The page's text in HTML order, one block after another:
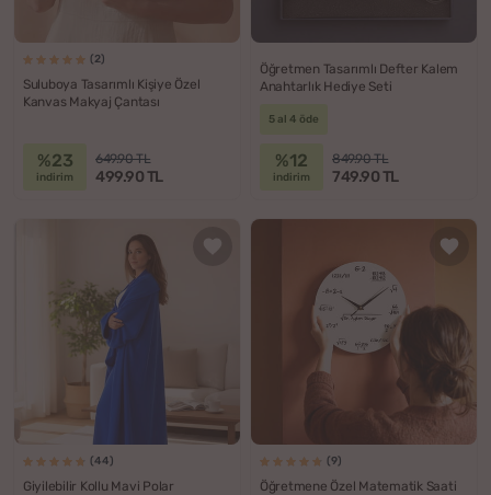
(2)
Suluboya Tasarımlı Kişiye Özel
Kanvas Makyaj Çantası
%23
indirim
649.90 TL
499.90 TL
Öğretmen Tasarımlı Defter Kalem
Anahtarlık Hediye Seti
5 al 4 öde
%12
indirim
849.90 TL
749.90 TL
(44)
Giyilebilir Kollu Mavi Polar
(9)
Öğretmene Özel Matematik Saati